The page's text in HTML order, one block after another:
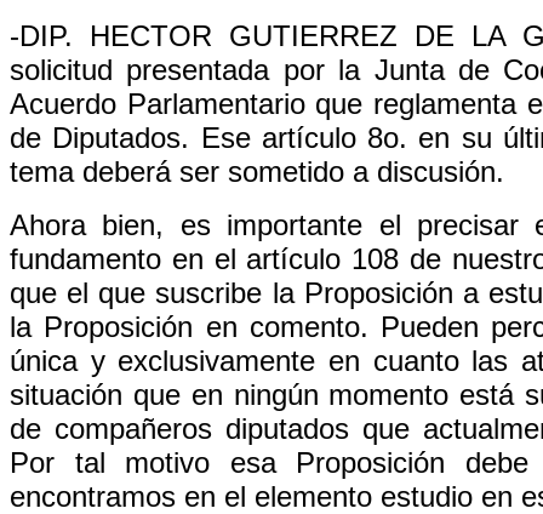
-DIP. HECTOR GUTIERREZ DE LA
solicitud presentada por la Junta de
Acuerdo Parlamentario que reglamenta
de Diputados. Ese artículo 8o. en su
tema deberá ser sometido a discusión.
Ahora bien, es importante el
fundamento en el artículo 108 de
que el que suscribe la Proposición a
la Proposición en comento. Pueden
única y exclusivamente en cuanto las
situación que en ningún momento está
de compañeros diputados que
Por tal motivo esa Proposición
encontramos en el elemento estudio en